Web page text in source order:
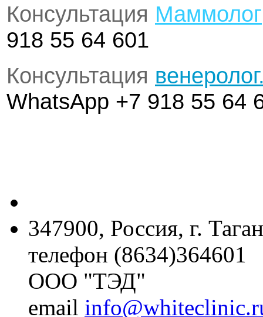
Консультация Маммолог
918 55 64 601
Консультация
WhatsApp +7 918 55 64
347900, Россия, г.
телефон (8634)364601
ООО "ТЭД"
email